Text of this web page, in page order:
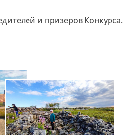
и призеров Конкурса.